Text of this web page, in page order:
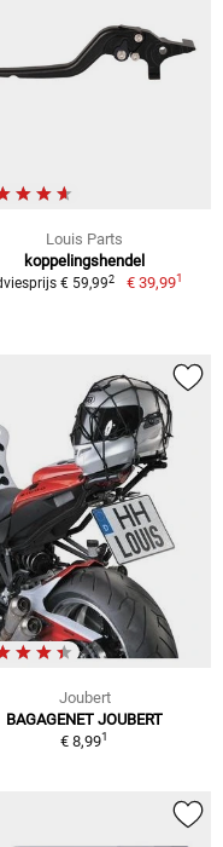
Louis Parts
koppelingshendel
€ 59,992 € 39,991
Joubert
BAGAGENET JOUBERT
€ 8,991